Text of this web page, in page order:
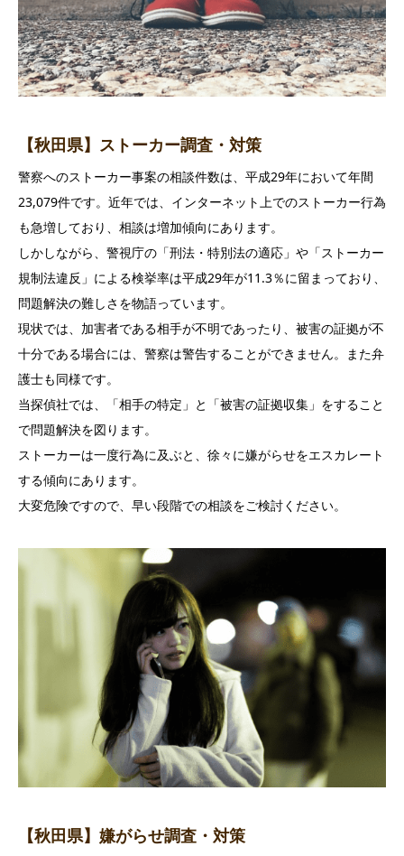
【秋田県】ストーカー調査・対策
警察へのストーカー事案の相談件数は、平成29年において年間
23,079件です。近年では、インターネット上でのストーカー行為
も急増しており、相談は増加傾向にあります。
しかしながら、警視庁の「刑法・特別法の適応」や「ストーカー
規制法違反」による検挙率は平成29年が11.3％に留まっており、
問題解決の難しさを物語っています。
現状では、加害者である相手が不明であったり、被害の証拠が不
十分である場合には、警察は警告することができません。また弁
護士も同様です。
当探偵社では、「相手の特定」と「被害の証拠収集」をすること
で問題解決を図ります。
ストーカーは一度行為に及ぶと、徐々に嫌がらせをエスカレート
する傾向にあります。
大変危険ですので、早い段階での相談をご検討ください。
【秋田県】嫌がらせ調査・対策